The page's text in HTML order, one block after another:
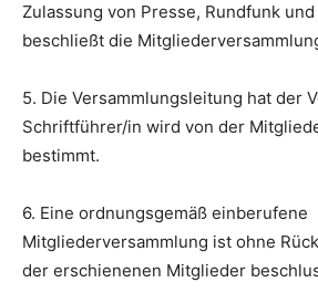
Zulassung von Presse, Rundfunk
beschließt die
5. Die Versammlungsleitung hat der
Schriftführer/in wird von der
bestimmt.
6. Eine ordnungsgemäß einberufene
Mitgliederversammlung ist ohne
der erschienenen Mitglieder